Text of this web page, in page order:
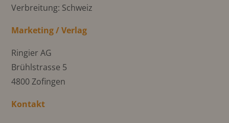
Verbreitung: Schweiz
Marketing / Verlag
Ringier AG
Brühlstrasse 5
4800 Zofingen
Kontakt